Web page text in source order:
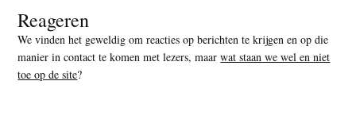
Reageren
We vinden het geweldig om reacties op berichten te krijgen en op die
manier in contact te komen met lezers, maarwat staan we wel en niet
toe op de site?